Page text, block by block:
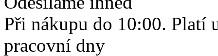
Při nákupu do 10:00. Platí
pracovní dny